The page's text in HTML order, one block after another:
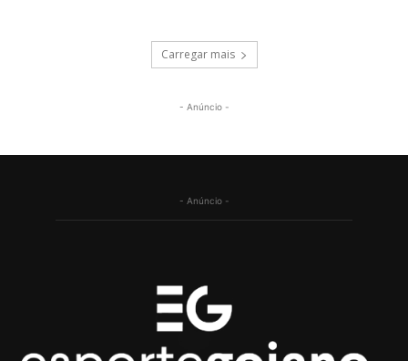
Carregar mais
- Anúncio -
- Anúncio -